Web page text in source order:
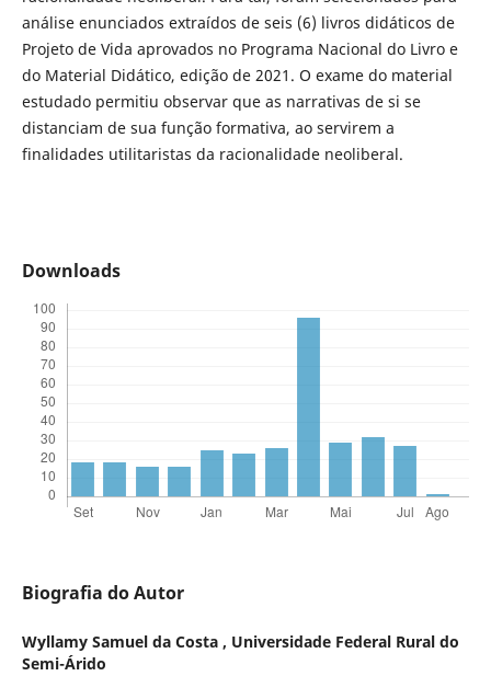
análise enunciados extraídos de seis (6) livros didáticos de
Projeto de Vida aprovados no Programa Nacional do Livro e
do Material Didático, edição de 2021. O exame do material
estudado permitiu observar que as narrativas de si se
distanciam de sua função formativa, ao servirem a
finalidades utilitaristas da racionalidade neoliberal.
Downloads
Biografia do Autor
Wyllamy Samuel da Costa , Universidade Federal Rural do
Semi-Árido